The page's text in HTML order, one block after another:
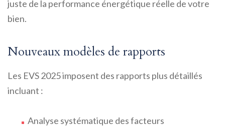
juste de la performance énergétique réelle de votre
bien.
Nouveaux modèles de rapports
Les EVS 2025 imposent des rapports plus détaillés
incluant :
Analyse systématique des facteurs